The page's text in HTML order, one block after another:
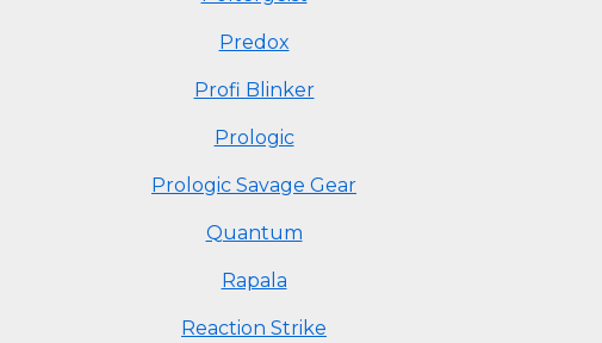
Predox
Profi Blinker
Prologic
Prologic Savage Gear
Quantum
Rapala
Reaction Strike